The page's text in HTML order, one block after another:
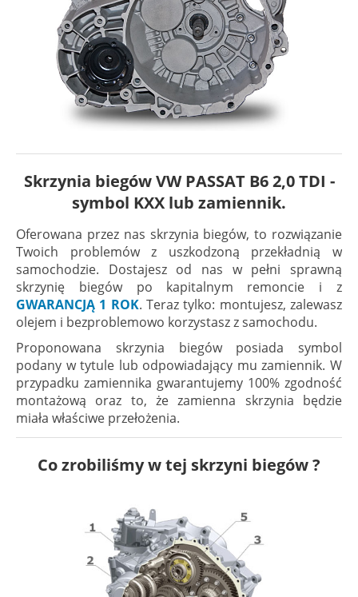
Skrzynia biegów VW PASSAT B6 2,0 TDI -
symbol KXX lub zamiennik.
Oferowana przez nas skrzynia biegów, to rozwiązanie
Twoich problemów z uszkodzoną przekładnią w
samochodzie. Dostajesz od nas w pełni sprawną
skrzynię biegów po kapitalnym remoncie i z
GWARANCJĄ 1 ROK. Teraz tylko: montujesz, zalewasz
olejem i bezproblemowo korzystasz z samochodu.
Proponowana skrzynia biegów posiada symbol
podany w tytule lub odpowiadający mu zamiennik. W
przypadku zamiennika gwarantujemy 100% zgodność
montażową oraz to, że zamienna skrzynia będzie
miała właściwe przełożenia.
Co zrobiliśmy w tej skrzyni biegów ?